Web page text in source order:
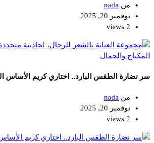
من nada
نوفمبر 20, 2025
2 views
المكياج والجمال
سر نضارة الطقس البارد.. اختاري كريم الأساس
من nada
نوفمبر 20, 2025
2 views